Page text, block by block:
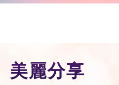
美麗分享